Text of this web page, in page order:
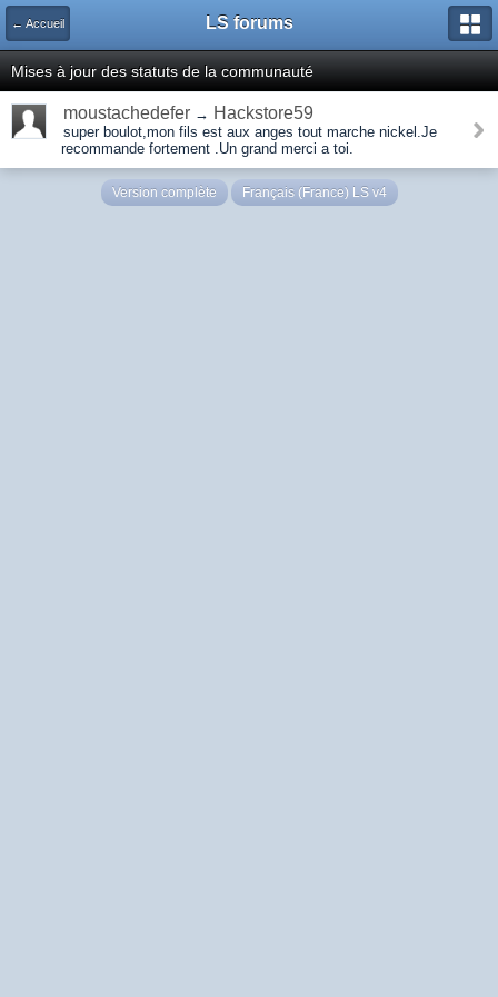
← Accueil LS forums
Mises à jour des statuts de la communauté
moustachedefer → Hackstore59
super boulot,mon fils est aux anges tout marche nickel.Je
recommande fortement .Un grand merci a toi.
Version complète Français (France) LS v4